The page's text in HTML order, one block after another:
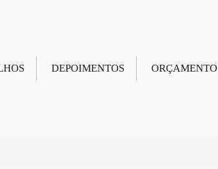
DEPOIMENTOS ORÇAMENTO